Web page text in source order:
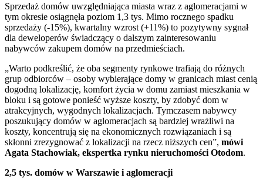
Sprzedaż domów uwzględniająca miasta wraz z aglomeracjami w
tym okresie osiągnęła poziom 1,3 tys. Mimo rocznego spadku
sprzedaży (-15%), kwartalny wzrost (+11%) to pozytywny sygnał
dla deweloperów świadczący o dalszym zainteresowaniu
nabywców zakupem domów na przedmieściach.
„Warto podkreślić, że oba segmenty rynkowe trafiają do różnych
grup odbiorców – osoby wybierające domy w granicach miast cenią
dogodną lokalizację, komfort życia w domu zamiast mieszkania w
bloku i są gotowe ponieść wyższe koszty, by zdobyć dom w
atrakcyjnych, wygodnych lokalizacjach. Tymczasem nabywcy
poszukujący domów w aglomeracjach są bardziej wrażliwi na
koszty, koncentrują się na ekonomicznych rozwiązaniach i są
skłonni zrezygnować z lokalizacji na rzecz niższych cen”, mówi
Agata Stachowiak, ekspertka rynku nieruchomości Otodom.
2,5 tys. domów w Warszawie i aglomeracji